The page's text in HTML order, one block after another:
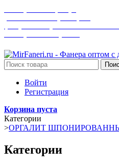
Войти
Регистрация
Корзина пуста
Категории
>ОРГАЛИТ
Категории